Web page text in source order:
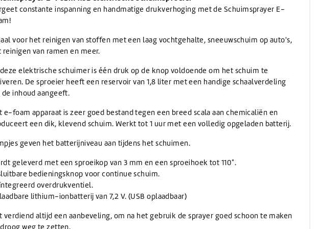
te
gaan.
u
met
werkt,
kunt
u
en
swipetekens
gebruiken.
& vaatwasmiddel
Wassen
Wasmiddel
(Schuur)sponzen
& Schrapers
& Schepbakken
Stelen met waterdoorvoer
Hulpmaterialen
sprayers & hulpmiddelen
& slangen
IBC & Jerrycans
IBC containers
Jerrycan toebehoren
Schenken en afmeten
Slangen & koppelingen
Onthardingszout
onderhoud
& Zwavelzuur
De-Icer
Wegwerphandschoenen
Bekers & Borden
Verwarming
Bouwdrogers
/ Rijplaten Logistiek / Intern transport / Crew carriers
Golfkar / Crew Carriers
BULKconstante inspanning en handmatige drukverhoging met de Schuimsprayer E-
voor het reinigen van stoffen met een laag vochtgehalte, sneeuwschuim op auto's,
reinigen van ramen en meer.
elektrische schuimer is één druk op de knop voldoende om het schuim te
De sproeier heeft een reservoir van 1,8 liter met een handige schaalverdeling
de inhoud aangeeft.
e-foam apparaat is zeer goed bestand tegen een breed scala aan chemicaliën en
een dik, klevend schuim. Werkt tot 1 uur met een volledig opgeladen batterij.
geven het batterijniveau aan tijdens het schuimen.
geleverd met een sproeikop van 3 mm en een sproeihoek tot 110°.
bedieningsknop voor continue schuim.
overdrukventiel.
lithium-ionbatterij van 7,2 V. (USB oplaadbaar)
verdiend altijd een aanbeveling, om na het gebruik de sprayer goed schoon te maken
weg te zetten.